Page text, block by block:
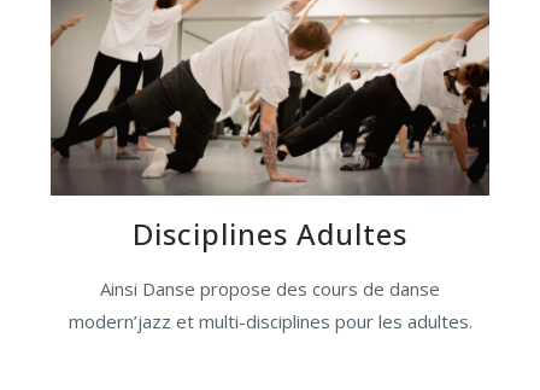
Disciplines Adultes
Ainsi Danse propose des cours de danse
modern’jazz et multi-disciplines pour les adultes.